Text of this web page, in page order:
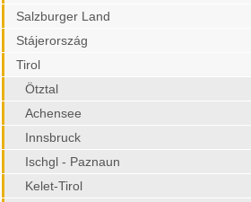
Salzburger Land
Stájerország
Tirol
Ötztal
Achensee
Innsbruck
Ischgl - Paznaun
Kelet-Tirol